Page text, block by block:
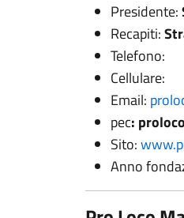
Presidente:
Recapiti:
Telefono:
Cellulare:
Email:
pec:
Sito:
Anno